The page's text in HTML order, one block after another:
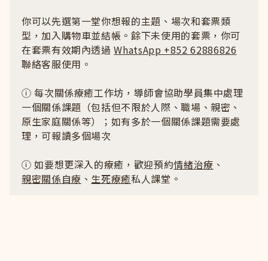
你可以先選第一堂你想報的主題、場次和套票類
型，加入購物車並結帳。餘下未使用的套票，你可
在套票有效期內透過WhatsApp +852 62886826
聯絡客服使用。
ⓘ 每次關係療癒工作坊，導師會協助學員集中處理
一個關係課題（包括但不限於人際、職場、親密、
原生家庭關係等）；如有多於一個關係課題需要處
理，可報讀多個場次
ⓘ 如要想更深入的療癒，歡迎預約情緒治療 、
親密關係自療 、 生死療癒私人課堂。